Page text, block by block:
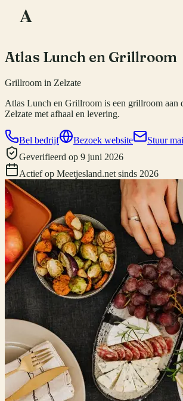
A
Atlas Lunch en Grillroom
Grillroom in Zelzate
Atlas Lunch en Grillroom is een grillroom aan
Zelzate met afhaal en levering.
Bel bedrijf Bezoek website
Stuur
Geverifieerd op 9 juni 2026
Actief op Meetjesland.net sinds 2026